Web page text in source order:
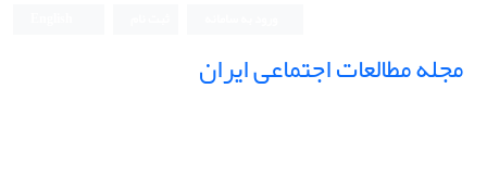
مجله مطالعات اجتماعی ایران